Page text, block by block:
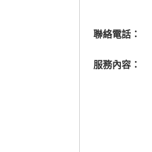
聯絡電話：
服務內容：